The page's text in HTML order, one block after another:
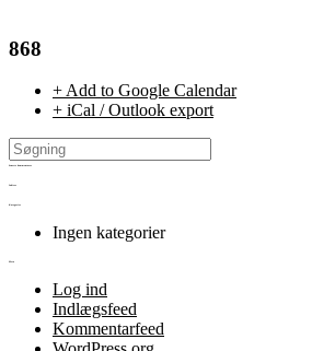
868
+ Add to Google Calendar
+ iCal / Outlook export
Ingen kategorier
Log ind
Indlægsfeed
Kommentarfeed